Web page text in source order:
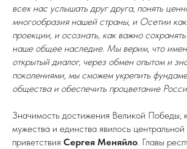
всех нас услышать друг друга, понять
многообразия нашей страны, и Осетии
проекции, и осознать, как важно
наше общее наследие. Мы верим, что
открытый диалог, через обмен опытом и
поколениями, мы сможем укрепить
общества и обеспечить процветание
Значимость достижения Великой Победы,
мужества и единства явилось центральной
приветствия Сергея Меняйло. Главы